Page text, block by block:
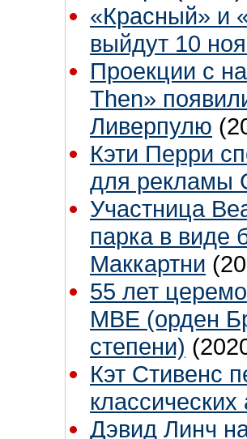
«Красный» и
выйдут 10
Проекции с
Then»
Ливерпулю
Кэти Перри
для рекламы
Участница
парка в виде
Маккартни
55 лет
МВЕ (орден
степени)
Кэт Стивенс
Дэвид Линч